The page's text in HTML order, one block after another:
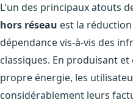
L'un des principaux atouts
hors réseau est la
dépendance vis-à-vis des
classiques. En produisant
propre énergie, les
considérablement leurs